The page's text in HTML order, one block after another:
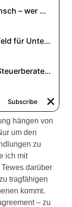
hängen von
um den
zu
ich mit
darüber
tragfähigen
kommt.
– zu